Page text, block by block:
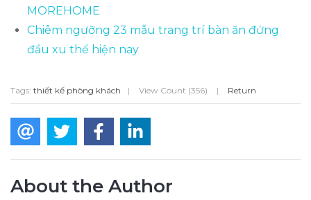
MOREHOME
Chiêm ngưỡng 23 mẫu trang trí bàn ăn đứng
đầu xu thế hiện nay
Tags: thiết kế phòng khách | View Count (356) | Return
About the Author